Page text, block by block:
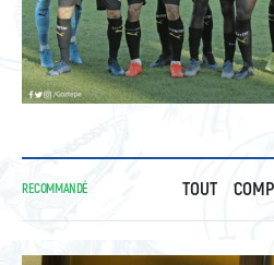
RECOMMANDÉ TOUT